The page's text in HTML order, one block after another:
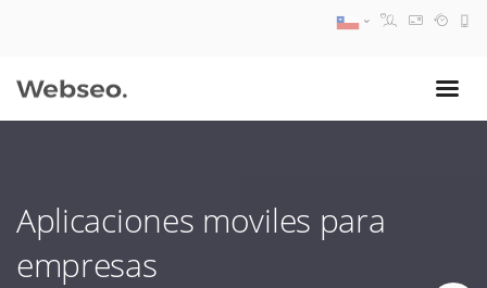
Aplicaciones moviles para
empresas
09:30 AM A 18:30 PM
soporte@webseo.cl